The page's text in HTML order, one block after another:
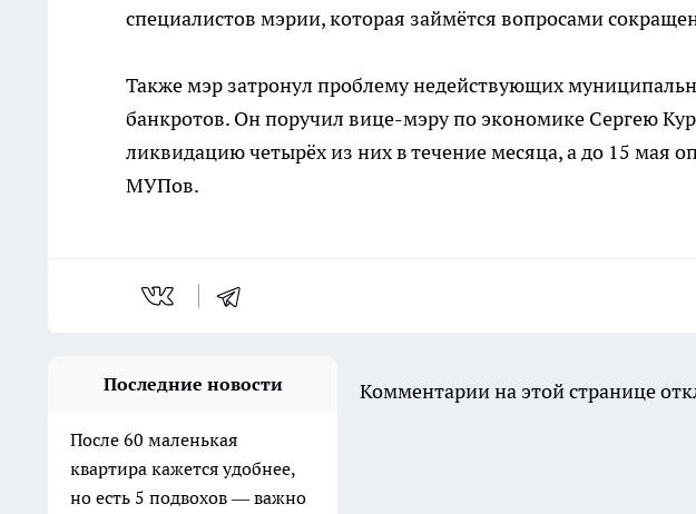
специалистов мэрии, которая займётся вопросами
Также мэр затронул проблему недействующих
банкротов. Он поручил вице-мэру по экономике Сергею
ликвидацию четырёх из них в течение месяца, а до 15 мая
МУПов.
Последние новости
После 60 маленькая
квартира кажется удобнее,
но есть 5 подвохов — важно
Комментарии на этой странице